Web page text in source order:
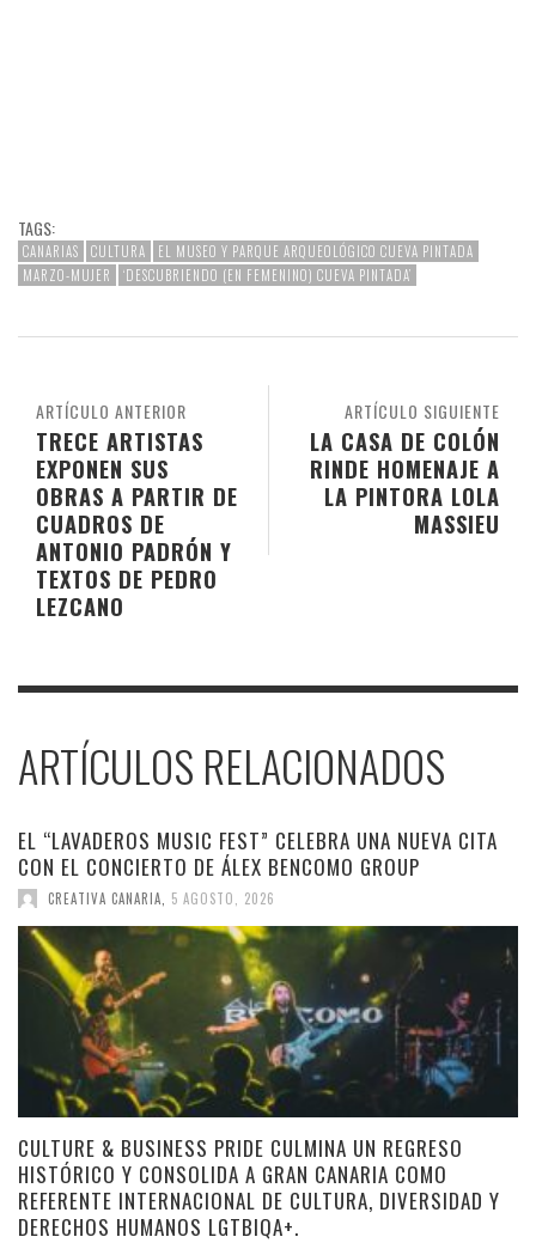
TAGS:
CANARIAS CULTURA
EL MUSEO Y PARQUE ARQUEOLÓGICO CUEVA PINTADA
MARZO-MUJER
‘DESCUBRIENDO (EN FEMENINO) CUEVA PINTADA’
ARTÍCULO SIGUIENTE
LA CASA DE COLÓN
RINDE HOMENAJE A
LA PINTORA LOLA
MASSIEU
ARTÍCULO ANTERIOR
TRECE ARTISTAS
EXPONEN SUS
OBRAS A PARTIR DE
CUADROS DE
ANTONIO PADRÓN Y
TEXTOS DE PEDRO
LEZCANO
ARTÍCULOS RELACIONADOS
EL “LAVADEROS MUSIC FEST” CELEBRA UNA NUEVA CITA
CON EL CONCIERTO DE ÁLEX BENCOMO GROUP
CREATIVA CANARIA 5 AGOSTO, 2026
CULTURE & BUSINESS PRIDE CULMINA UN REGRESO
HISTÓRICO Y CONSOLIDA A GRAN CANARIA COMO
REFERENTE INTERNACIONAL DE CULTURA, DIVERSIDAD Y
DERECHOS HUMANOS LGTBIQA+.